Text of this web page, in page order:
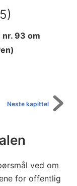
nr. 93 om
Neste kapittel
ved om
for offentlig